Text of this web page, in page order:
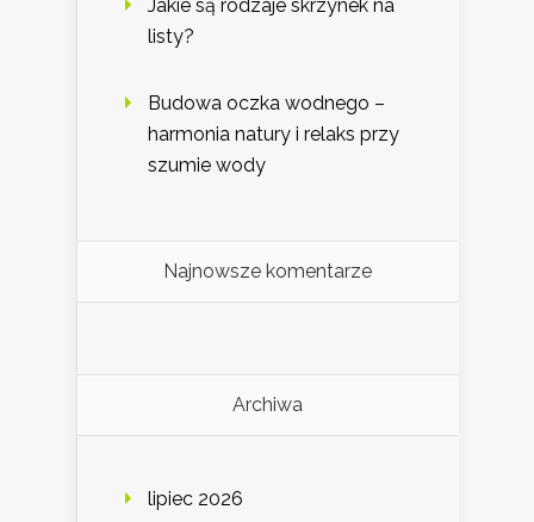
Jakie są rodzaje skrzynek na
listy?
Budowa oczka wodnego –
harmonia natury i relaks przy
szumie wody
Najnowsze komentarze
Archiwa
lipiec 2026